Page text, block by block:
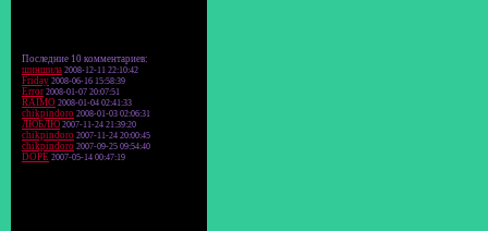
Последние 10 комментариев:
шиншила 2008-12-11 22:10:42
Friday 2008-06-16 15:58:39
Error 2008-01-07 20:07:51
RAIMO 2008-01-04 02:41:33
chikpindoro 2008-01-03 02:06:31
ЛЮБЛЮ 2007-11-24 21:39:20
chikpindoro 2007-11-24 20:00:45
chikpindoro 2007-09-25 09:54:40
DOPE 2007-05-14 00:47:19